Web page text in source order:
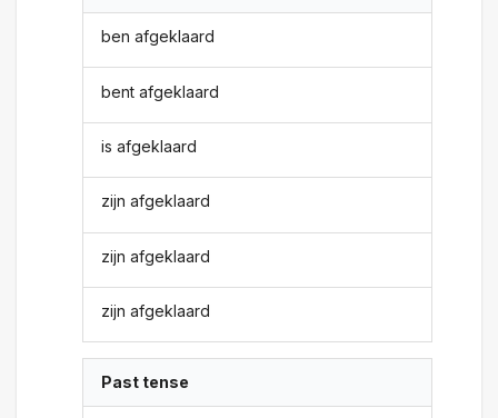
ben afgeklaard
bent afgeklaard
is afgeklaard
zijn afgeklaard
zijn afgeklaard
zijn afgeklaard
Past tense